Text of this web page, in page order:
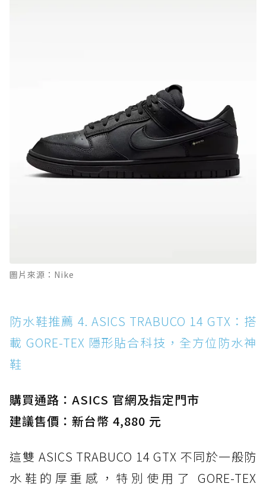
圖片來源：Nike
防水鞋推薦 4. ASICS TRABUCO 14 GTX：搭
載 GORE-TEX 隱形貼合科技，全方位防水神
鞋
購買通路：ASICS 官網及指定門市
建議售價：新台幣 4,880 元
這雙 ASICS TRABUCO 14 GTX 不同於一般防
水鞋的厚重感，特別使用了 GORE-TEX